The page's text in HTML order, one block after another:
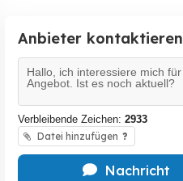
Anbieter kontaktieren
Verbleibende Zeichen: 2933
Datei hinzufügen ?
Nachricht